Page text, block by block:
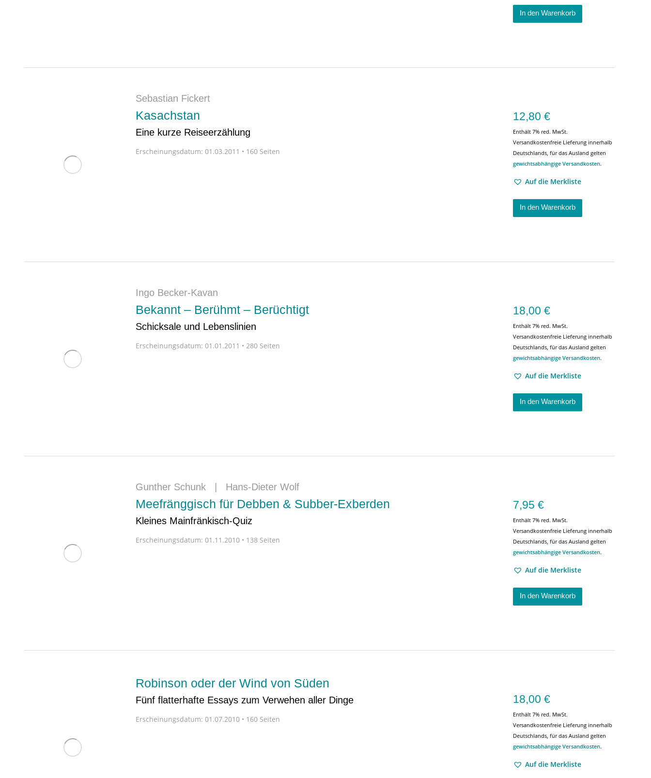
In den Warenkorb
Sebastian Fickert
Kasachstan
Eine kurze Reiseerzählung
Erscheinungsdatum: 01.03.2011 • 160 Seiten
12,80 €
Enthält 7% red. MwSt.
Versandkostenfreie Lieferung innerhalb
Deutschlands, für das Ausland gelten
gewichtsabhängige Versandkosten.
Auf die Merkliste
In den Warenkorb
Ingo Becker-Kavan
Bekannt – Berühmt – Berüchtigt
Schicksale und Lebenslinien
Erscheinungsdatum: 01.01.2011 • 280 Seiten
18,00 €
Enthält 7% red. MwSt.
Versandkostenfreie Lieferung innerhalb
Deutschlands, für das Ausland gelten
gewichtsabhängige Versandkosten.
Auf die Merkliste
In den Warenkorb
Gunther Schunk Hans-Dieter Wolf
Meefränggisch für Debben & Subber-Exberden
Kleines Mainfränkisch-Quiz
Erscheinungsdatum: 01.11.2010 • 138 Seiten
7,95 €
Enthält 7% red. MwSt.
Versandkostenfreie Lieferung innerhalb
Deutschlands, für das Ausland gelten
gewichtsabhängige Versandkosten.
Auf die Merkliste
In den Warenkorb
Robinson oder der Wind von Süden
Fünf flatterhafte Essays zum Verwehen aller Dinge
Erscheinungsdatum: 01.07.2010 • 160 Seiten
18,00 €
Enthält 7% red. MwSt.
Versandkostenfreie Lieferung innerhalb
Deutschlands, für das Ausland gelten
gewichtsabhängige Versandkosten.
Auf die Merkliste